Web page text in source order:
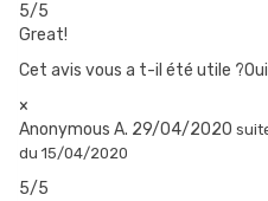
5/5
Great!
Cet avis vous a t-il été utile ?Oui
×
Anonymous A. 29/04/2020
du 15/04/2020
5/5